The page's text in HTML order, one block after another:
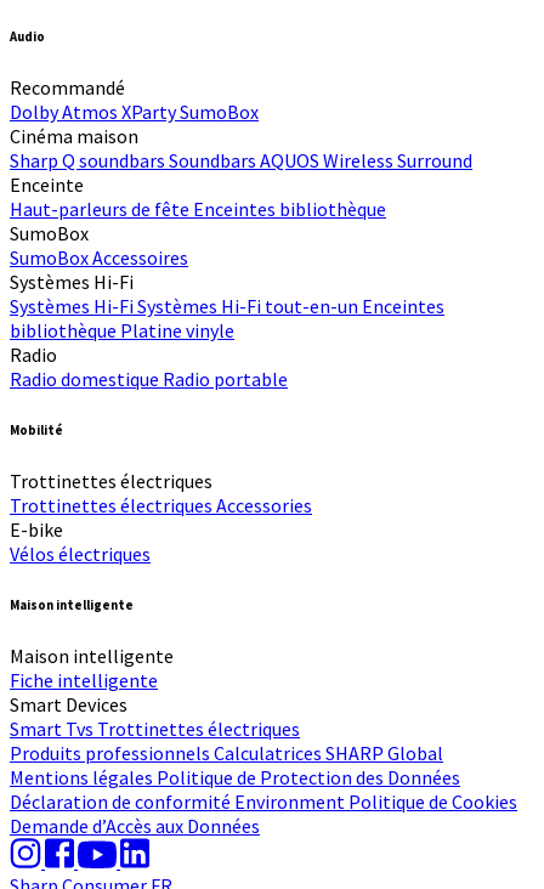
Audio
Recommandé
Dolby Atmos XPartySumoBox
Cinéma maison
Sharp Q soundbars Soundbars AQUOS Wireless Surround
Enceinte
Haut-parleurs de fête Enceintes bibliothèque
SumoBox
SumoBoxAccessoires
Systèmes Hi-Fi
Systèmes Hi-FiSystèmes Hi-Fi tout-en-un Enceintes
bibliothèque Platine vinyle
Radio
Radio domestique Radio portable
Mobilité
Trottinettes électriques
Trottinettes électriques Accessories
E-bike
Vélos électriques
Maison intelligente
Maison intelligente
Fiche intelligente
Smart Devices
Smart Tvs Trottinettes électriques
Produits professionnels Calculatrices SHARP Global
Mentions légales Politique de Protection des Données
Déclaration de conformité Environment Politique de Cookies
Demande d’Accès aux Données